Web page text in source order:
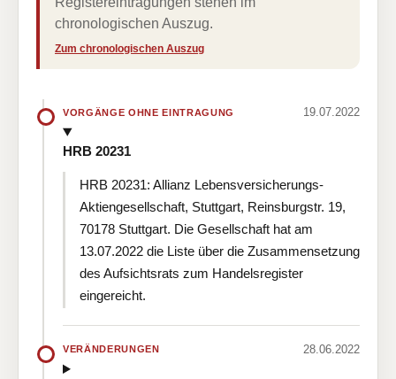
chronologischen Auszug.
Zum chronologischen Auszug
VORGÄNGE OHNE EINTRAGUNG 19.07.2022
HRB 20231
HRB 20231: Allianz Lebensversicherungs-
Aktiengesellschaft, Stuttgart, Reinsburgstr. 19,
70178 Stuttgart. Die Gesellschaft hat am
13.07.2022 die Liste über die Zusammensetzung
des Aufsichtsrats zum Handelsregister
eingereicht.
VERÄNDERUNGEN 28.06.2022